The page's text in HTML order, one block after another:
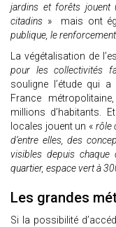
jardins et forêts jouent
citadins » mais ont
publique, le
La végétalisation de
pour les collectivités
souligne l’étude qui
France
millions d’habitants.
locales jouent un « rôle
d’entre elles, des
visibles depuis
quartier, espace vert à
Les grandes
Si la possibilité